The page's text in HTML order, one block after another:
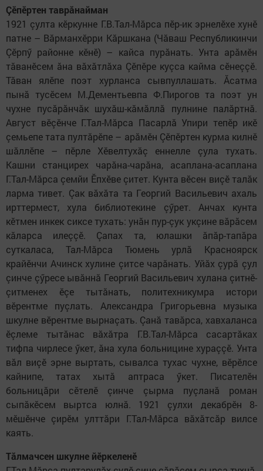
​Çӗпӗртен таврăнайман
1921 çулта кӗркунне Г.В.Тал-Мӑрса пӗр-ик эрнелӗхе хунӗ
патне – Вӑрманхӗрри Кӑршкана (Чăваш Республикинчи
Çӗрпӳ районне кӗнӗ) – кайса пурӑнать. Унта арӑмӗн
тӑванӗсем ӑна вӑхӑтлӑха Çӗпӗре куçса кайма сӗнеççӗ.
Тӑван ялӗпе поэт хурланса сывпуллашать. Ăсатма
пынӑ тусӗсем М.Дементьевпа Ф.Пирогов та поэт ун
чухне пусӑрӑнчӑк шухӑш-кӑмӑллӑ пулнине палӑртнă.
Август вӗçӗнче Г.Тал-Мӑрса Пасарлӑ Упири тепӗр икӗ
çемьепе тата пултӑрӗпе – арӑмӗн Çӗпӗртен курма килнӗ
шӑллӗпе – пӗрле Хӗвелтухӑç еннелле çула тухать.
Кашни станцирех чарӑна-чарӑна, асаплана-асаплана
Г.Тал-Мӑрса çемйи Ӗпхӗве çитет. Кунта вӗсен виçӗ талӑк
ларма тивет. Çак вӑхӑта та Георгий Васильевич ахаль
ирттермест, хула библиотекине çӳрет. Анчах кунта
кӗтмен инкек сиксе тухать: унӑн пур-çук укçине вӑрӑсем
кӑларса илеççӗ. Çапах та, юлашки ӑпӑр-тапӑра
суткаласа, Тал-Мӑрса Тюмень урлӑ Красноярск
крайӗнчи Ачинск хулине çитсе чарӑнать. Уйӑх çурӑ çул
çинче çӳресе ывӑннӑ Георгий Васильевич хулана çитнӗ-
çитменех ӗçе тытӑнать, политехникумра истори
вӗрентме пуçлать. Александра Григорьевна музыка
шкулне вӗрентме вырнаçать. Çанă тавӑрса, хавхаланса
ӗçлеме тытӑнас вӑхӑтра Г.В.Тал-Мӑрса сасартӑках
тифпа чирлесе ӳкет, ӑна хула больницине хураççӗ. Унта
вӑл виçӗ эрне выртать, сывалса тухас чухне, вӗрӗлсе
кайнипе, татах хытӑ аптраса ӳкет. Писателӗн
больницӑри сӗтелӗ çинче çырма пуçланӑ роман
сыпӑкӗсем выртса юлнă. 1921 çулхи декабрӗн 8-
мӗшӗнче çирӗм улттӑри Г.Тал-Мӑрса вӑхӑтсӑр вилсе
каять.
​Тăлмачсен шкулне йӗркеленӗ